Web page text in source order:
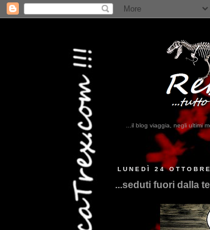
...il blog viaggia, negli ultimi
LUNEDÌ 24
...seduti fuori dalla